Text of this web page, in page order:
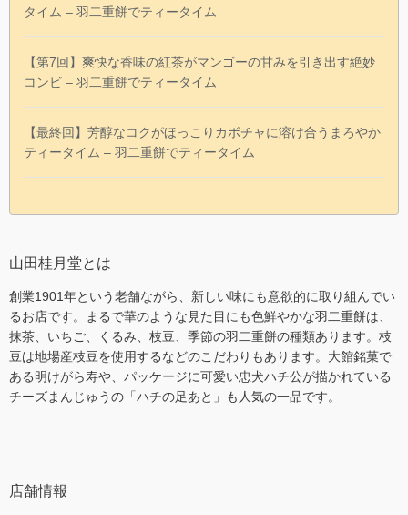
タイム – 羽二重餅でティータイム
【第7回】爽快な香味の紅茶がマンゴーの甘みを引き出す絶妙
コンビ – 羽二重餅でティータイム
【最終回】芳醇なコクがほっこりカボチャに溶け合うまろやか
ティータイム – 羽二重餅でティータイム
山田桂月堂とは
創業1901年という老舗ながら、新しい味にも意欲的に取り組んでい
るお店です。まるで華のような見た目にも色鮮やかな羽二重餅は、
抹茶、いちご、くるみ、枝豆、季節の羽二重餅の種類あります。枝
豆は地場産枝豆を使用するなどのこだわりもあります。大館銘菓で
ある明けがら寿や、パッケージに可愛い忠犬ハチ公が描かれている
チーズまんじゅうの「ハチの足あと」も人気の一品です。
店舗情報